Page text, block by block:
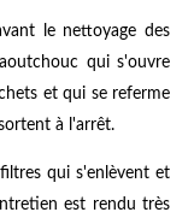
le nettoyage des
qui s'ouvre
et qui se referme
à l'arrêt.
qui s'enlèvent et
est rendu très